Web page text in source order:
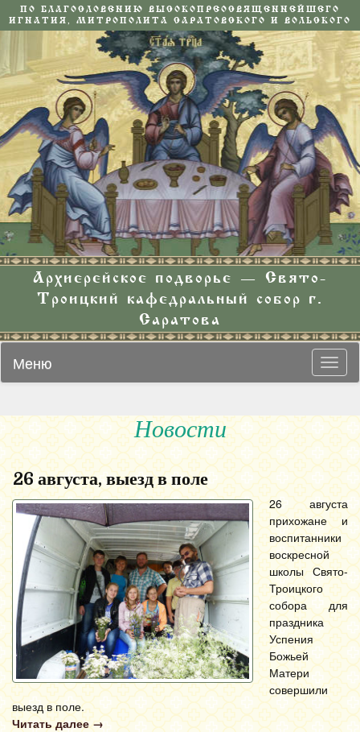
ПО БЛАГОСЛОВЕНИЮ ВЫСОКОПРЕОСВЯЩЕННЕЙШЕГО
ИГНАТИЯ, МИТРОПОЛИТА САРАТОВСКОГО И ВОЛЬСКОГО
Архиерейское подворье — Свято-
Троицкий кафедральный собор г.
Саратова
Меню
Новости
26 августа, выезд в поле
26 августа
прихожане и
воспитанники
воскресной
школы Свято-
Троицкого
собора для
праздника
Успения
Божьей
Матери
совершили
выезд в поле.
Читать далее →